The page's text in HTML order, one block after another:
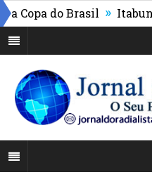
do Brasil » Itabuna